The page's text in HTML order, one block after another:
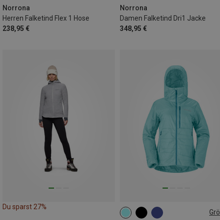
Norrona
Herren Falketind Flex 1 Hose
238,95 €
Norrona
Damen Falketind Dri1 Jacke
348,95 €
Du sparst 27%
XS S M